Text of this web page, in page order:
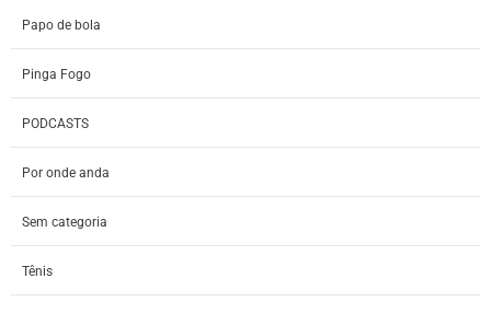
Papo de bola
Pinga Fogo
PODCASTS
Por onde anda
Sem categoria
Tênis